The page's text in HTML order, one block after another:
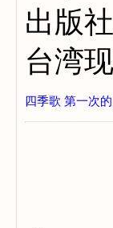
出版
台湾
四季歌 第一次